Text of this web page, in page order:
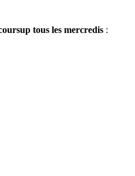
tous les mercredis :